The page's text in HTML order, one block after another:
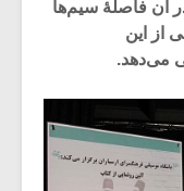
آن فاصلۀ سیم‌ها
از این
می‌دهد.